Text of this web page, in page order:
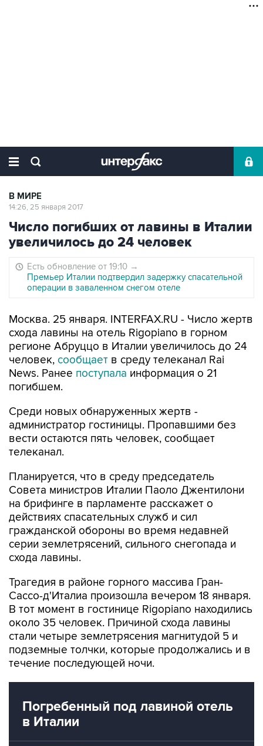
В МИРЕ
14:26, 25 января 2017
Число погибших от лавины в Италии
увеличилось до 24 человек
Есть обновление от 19:10 →
Премьер Италии подтвердил задержку спасательной
операции в заваленном снегом отеле
Москва. 25 января. INTERFAX.RU - Число жертв
схода лавины на отель Rigopiano в горном
регионе Абруццо в Италии увеличилось до 24
человек, сообщает в среду телеканал Rai
News. Ранее поступала информация о 21
погибшем.
Среди новых обнаруженных жертв -
администратор гостиницы. Пропавшими без
вести остаются пять человек, сообщает
телеканал.
Планируется, что в среду председатель
Совета министров Италии Паоло Джентилони
на брифинге в парламенте расскажет о
действиях спасательных служб и сил
гражданской обороны во время недавней
серии землетрясений, сильного снегопада и
схода лавины.
Трагедия в районе горного массива Гран-
Сассо-д'Италиа произошла вечером 18 января.
В тот момент в гостинице Rigopiano находились
около 35 человек. Причиной схода лавины
стали четыре землетрясения магнитудой 5 и
подземные толчки, которые продолжались и в
течение последующей ночи.
Погребенный под лавиной отель
в Италии